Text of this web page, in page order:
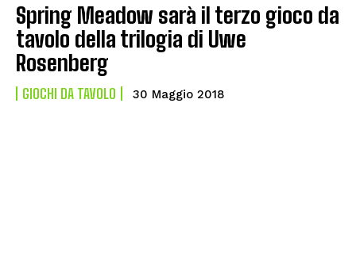
Spring Meadow sarà il terzo gioco da
tavolo della trilogia di Uwe
Rosenberg
GIOCHI DA TAVOLO 30 Maggio 2018